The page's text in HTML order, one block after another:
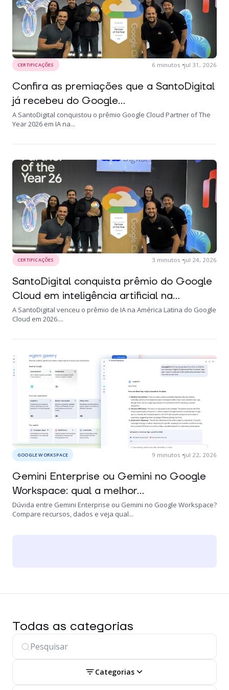
CERTIFICAÇÕES 6 minutos jul 31, 2026
Confira as premiações que a SantoDigital
já recebeu do Google...
A SantoDigital conquistou o prêmio Google Cloud Partner of The
Year 2026 em IA na...
CERTIFICAÇÕES 3 minutos jul 24, 2026
SantoDigital conquista prêmio do Google
Cloud em inteligência artificial na...
A SantoDigital venceu o prêmio de IA na América Latina do Google
Cloud em 2026....
GOOGLE WORKSPACE 9 minutos jul 22, 2026
Gemini Enterprise ou Gemini no Google
Workspace: qual a melhor...
Dúvida entre Gemini Enterprise ou Gemini no Google Workspace?
Compare recursos, dados e veja qual...
Todas as categorias
Categorias